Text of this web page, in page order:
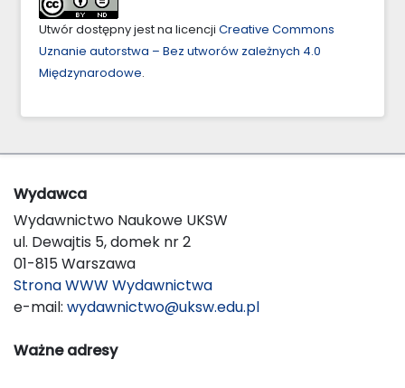
Utwór dostępny jest na licencji Creative Commons
Uznanie autorstwa – Bez utworów zależnych 4.0
Międzynarodowe.
Wydawca
Wydawnictwo Naukowe UKSW
ul. Dewajtis 5, domek nr 2
01-815 Warszawa
Strona WWW Wydawnictwa
e-mail: wydawnictwo@uksw.edu.pl
Ważne adresy